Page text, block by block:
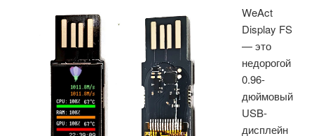
3.2
Гбит/
с,
150+
протоколов»
WeAct
Display FS
— это
недорогой
0.96-
дюймовый
USB-
дисплейн